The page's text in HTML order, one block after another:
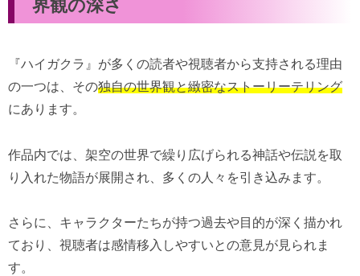
界観の深さ
『ハイガクラ』が多くの読者や視聴者から支持される理由
の一つは、その独自の世界観と緻密なストーリーテリング
にあります。
作品内では、架空の世界で繰り広げられる神話や伝説を取
り入れた物語が展開され、多くの人々を引き込みます。
さらに、キャラクターたちが持つ過去や目的が深く描かれ
ており、視聴者は感情移入しやすいとの意見が見られま
す。